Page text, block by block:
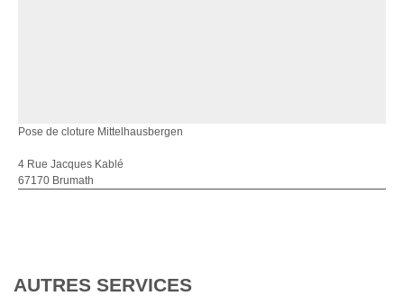
Pose de cloture Mittelhausbergen
4 Rue Jacques Kablé
67170 Brumath
AUTRES SERVICES